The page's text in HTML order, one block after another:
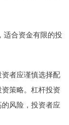
适合资金有限的投
者应谨慎选择配
策略。杠杆投资
风险，投资者应